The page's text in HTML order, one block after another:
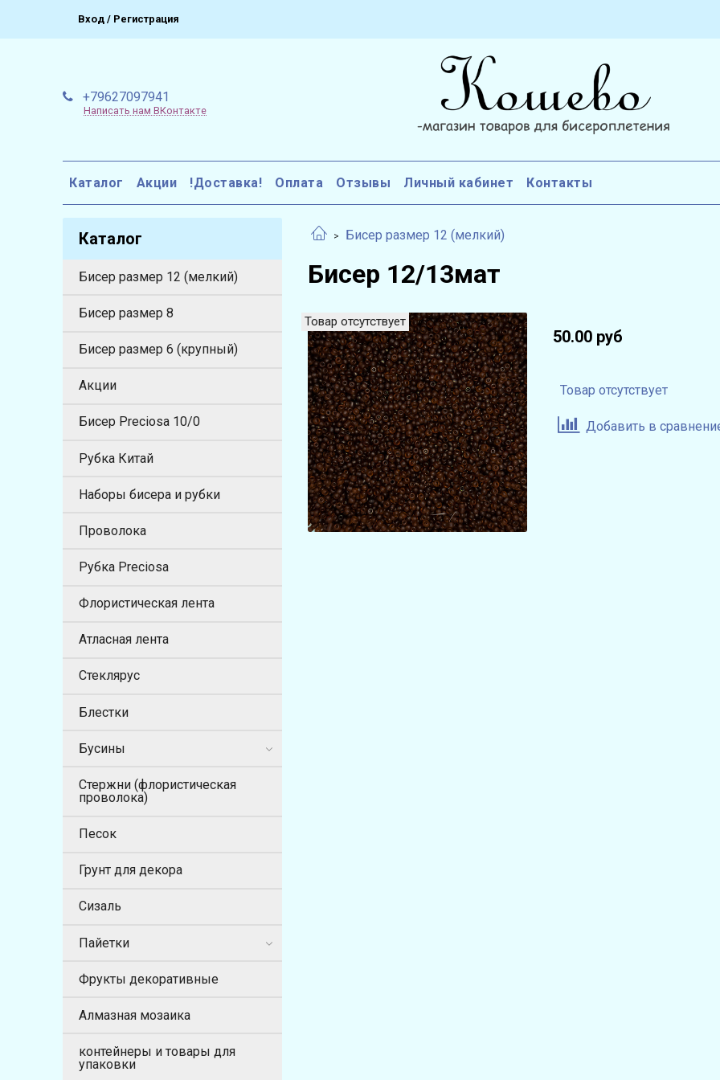
Вход / Регистрация
+79627097941
Написать нам ВКонтакте
Каталог Акции !Доставка! Оплата Отзывы Личный кабинет Контакты
Бисер размер 12 (мелкий)
Бисер 12/13мат
Товар отсутствует
50.00 руб
Товар отсутствует
Добавить в
Каталог
Бисер размер 12 (мелкий)
Бисер размер 8
Бисер размер 6 (крупный)
Акции
Бисер Preciosa 10/0
Рубка Китай
Наборы бисера и рубки
Проволока
Рубка Preciosa
Флористическая лента
Атласная лента
Стеклярус
Блестки
Бусины
Стержни (флористическая
проволока)
Песок
Грунт для декора
Сизаль
Пайетки
Фрукты декоративные
Алмазная мозаика
контейнеры и товары для
упаковки